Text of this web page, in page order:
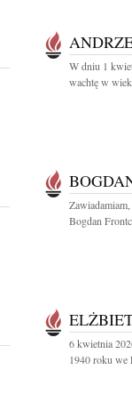
W dniu 1
wachtę w
Bogdan
6 kwietnia
1940 roku